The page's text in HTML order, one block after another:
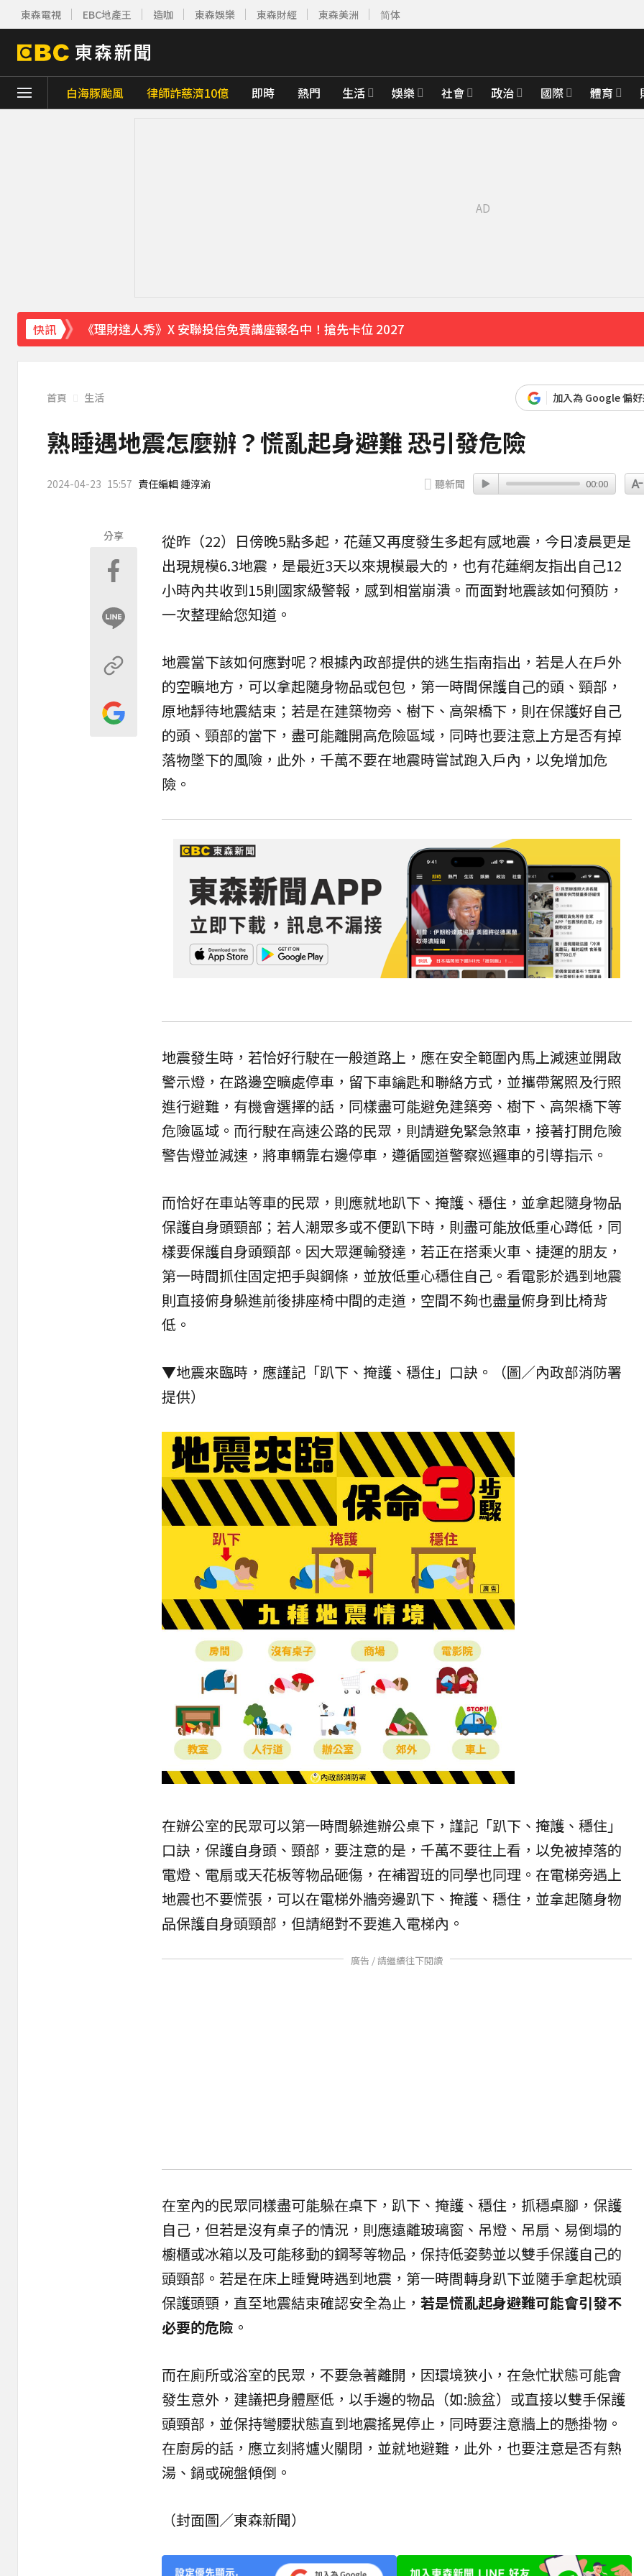
東森電視 EBC地產王 造咖 東森娛樂 東森財經 東森美洲 简体
白海豚颱風 律師詐慈濟10億 即時 熱門 生活 娛樂 社會 政治 國際 體育
快訊
《理財達人秀》X 安聯投信免費講座報名中！搶先卡位 2027
下載東森App，隨時掌握天下大小事！
宏碁發現兆基內部管理缺失 辭任董事長撤出經營層
首頁 生活 加入為 Google 偏
熟睡遇地震怎麼辦？慌亂起身避難 恐引發危險
2024-04-23 15:57 責任編輯 鍾淳渝 聽新聞 00:00
分享
從昨（22）日傍晚5點多起，花蓮又再度發生多起有感地震，今日凌晨更是
出現規模6.3地震，是最近3天以來規模最大的，也有花蓮網友指出自己12
小時內共收到15則國家級警報 ，感到相當崩潰。而面對地震該如何預防，
一次整理給您知道。
地震當下該如何應對呢？根據內政部提供的逃生指南指出，若是人在戶外
的空曠地方，可以拿起隨身物品或包包，第一時間保護自己的頭、頸部，
原地靜待地震結束；若是在建築物旁、樹下、高架橋下，則在保護好自己
的頭、頸部的當下，盡可能離開高危險區域，同時也要注意上方是否有掉
落物墜下的風險，此外，千萬不要在地震時嘗試跑入戶內，以免增加危
險。
地震發生時，若恰好行駛在一般道路上，應在安全範圍內馬上減速並開啟
警示燈，在路邊空曠處停車，留下車鑰匙和聯絡方式，並攜帶駕照及行照
進行避難 ，有機會選擇的話，同樣盡可能避免建築旁、樹下、高架橋下等
危險區域。而行駛在高速公路的民眾，則請避免緊急煞車，接著打開危險
警告燈並減速，將車輛靠右邊停車，遵循國道警察巡邏車的引導指示。
而恰好在車站等車的民眾，則應就地趴下、掩護、穩住，並拿起隨身物品
保護自身頭頸部；若人潮眾多或不便趴下時，則盡可能放低重心蹲低，同
樣要保護自身頭頸部。因大眾運輸發達，若正在搭乘火車、捷運的朋友，
第一時間抓住固定把手與鋼條，並放低重心穩住自己。看電影於遇到地震
則直接俯身躲進前後排座椅中間的走道，空間不夠也盡量俯身到比椅背
低。
▼地震來臨時，應謹記「趴下、掩護、穩住」口訣。（圖／內政部消防署
提供）
在辦公室的民眾可以第一時間躲進辦公桌下，謹記「趴下、掩護、穩住」
口訣，保護自身頭、頸部，要注意的是，千萬不要往上看，以免被掉落的
電燈、電扇或天花板等物品砸傷，在補習班的同學也同理。在電梯旁遇上
地震也不要慌張，可以在電梯外牆旁邊趴下、掩護、穩住，並拿起隨身物
品保護自身頭頸部，但請絕對不要進入電梯內。
廣告 / 請繼續往下閱讀
在室內的民眾同樣盡可能躲在桌下，趴下、掩護、穩住，抓穩桌腳，保護
自己，但若是沒有桌子的情況，則應遠離玻璃窗、吊燈、吊扇、易倒塌的
櫥櫃或冰箱以及可能移動的鋼琴等物品，保持低姿勢並以雙手保護自己的
頭頸部。若是在床上睡覺時遇到地震，第一時間轉身趴下並隨手拿起枕頭
保護頭頸，直至地震結束確認安全為止，若是慌亂起身避難可能會引發不
必要的危險 。
而在廁所或浴室的民眾，不要急著離開，因環境狹小，在急忙狀態可能會
發生意外，建議把身體壓低，以手邊的物品（如:臉盆）或直接以雙手保護
頭頸部，並保持彎腰狀態直到地震搖晃停止，同時要注意牆上的懸掛物。
在廚房的話，應立刻將爐火關閉，並就地避難，此外，也要注意是否有熱
湯、鍋或碗盤傾倒。
（封面圖／東森新聞）